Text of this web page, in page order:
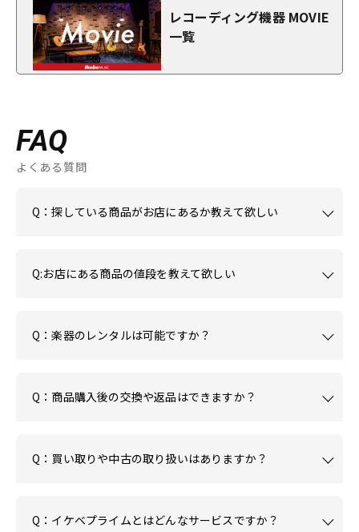
レコーディング機器 MOVIE
一覧
FAQ
よくある質問
Q：探している商品がお店にあるか教えて欲しい
Q:お店にある商品の値段を教えて欲しい
Q：楽器のレンタルは可能ですか？
Q：商品購入後の交換や返品はできますか？
Q：買い取りや中古の取り扱いはありますか？
Q：イケベプライムとはどんなサービスですか？